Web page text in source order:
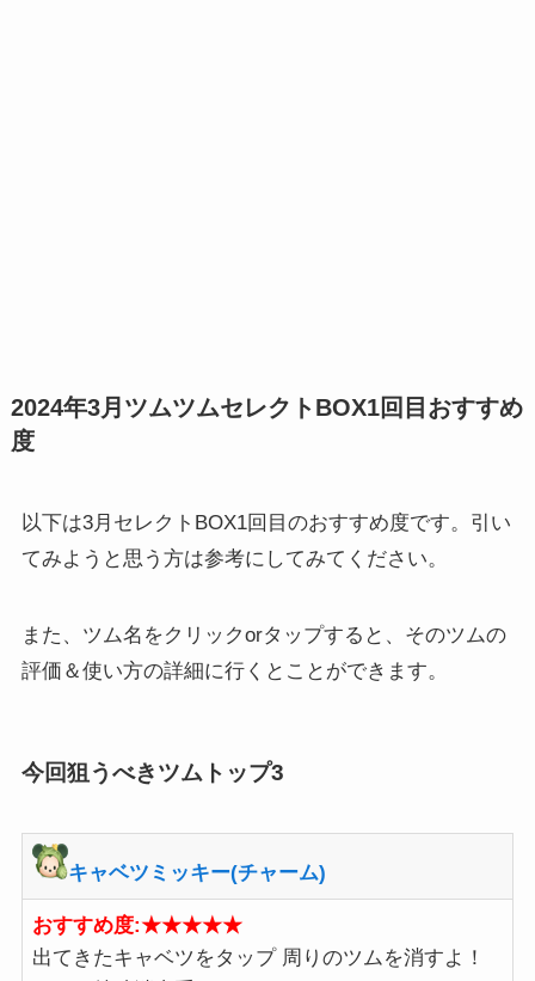
2024年3月ツムツムセレクトBOX1回目おすすめ
度
以下は3月セレクトBOX1回目のおすすめ度です。引い
てみようと思う方は参考にしてみてください。
また、ツム名をクリックorタップすると、そのツムの
評価＆使い方の詳細に行くとことができます。
今回狙うべきツムトップ3
キャベツミッキー(チャーム)
おすすめ度:★★★★★
出てきたキャベツをタップ 周りのツムを消すよ！